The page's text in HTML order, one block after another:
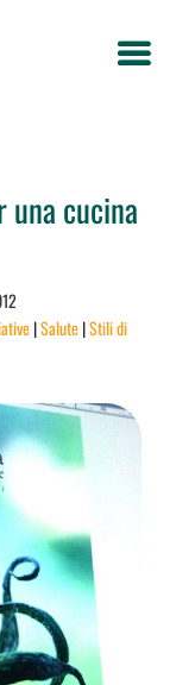
una cucina
|Salute|Stili di